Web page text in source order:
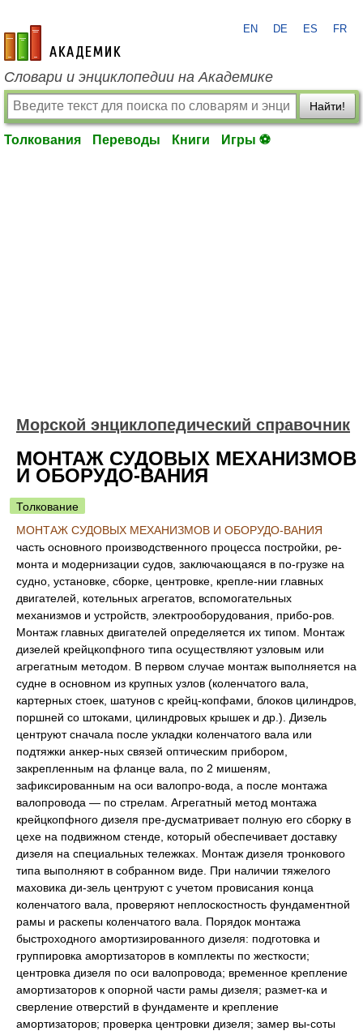
academic.ru
EN DE ES FR
Словари и энциклопедии на Академике
Найти!
Толкования Переводы Книги Игры ⚽
Морской энциклопедический справочник
МОНТАЖ СУДОВЫХ МЕХАНИЗМОВ
И ОБОРУДО-ВАНИЯ
Толкование
МОНТАЖ СУДОВЫХ МЕХАНИЗМОВ И ОБОРУДО-ВАНИЯ
часть основного производственного процесса постройки, ре-
монта и модернизации судов, заключающаяся в по-грузке на
судно, установке, сборке, центровке, крепле-нии главных
двигателей, котельных агрегатов, вспомогательных
механизмов и устройств, электрооборудования, прибо-ров.
Монтаж главных двигателей определяется их типом. Монтаж
дизелей крейцкопфного типа осуществляют узловым или
агрегатным методом. В первом случае монтаж выполняется на
судне в основном из крупных узлов (коленчатого вала,
картерных стоек, шатунов с крейц-копфами, блоков цилиндров,
поршней со штоками, цилиндровых крышек и др.). Дизель
центруют сначала после укладки коленчатого вала или
подтяжки анкер-ных связей оптическим прибором,
закрепленным на фланце вала, по 2 мишеням,
зафиксированным на оси валопро-вода, а после монтажа
валопровода — по стрелам. Агрегатный метод монтажа
крейцкопфного дизеля пре-дусматривает полную его сборку в
цехе на подвижном стенде, который обеспечивает доставку
дизеля на специальных тележках. Монтаж дизеля тронкового
типа выполняют в собранном виде. При наличии тяжелого
маховика ди-зель центруют с учетом провисания конца
коленчатого вала, проверяют неплоскостность фундаментной
рамы и раскепы коленчатого вала. Порядок монтажа
быстроходного амортизированного дизеля: подготовка и
группировка амортизаторов в комплекты по жесткости;
центровка дизеля по оси валопровода; временное крепление
амортизаторов к опорной части рамы дизеля; размет-ка и
сверление отверстий в фундаменте и крепление
амортизаторов; проверка центровки дизеля; замер вы-соты